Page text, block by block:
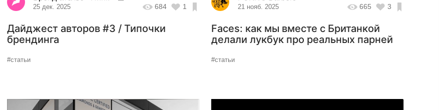
25 дек. 2025 684 1
Дайджест авторов #3 / Типочки
брендинга
#статьи
21 нояб. 2025 665 3
Faces: как мы вместе с Британкой
делали лукбук про реальных парней
#статьи